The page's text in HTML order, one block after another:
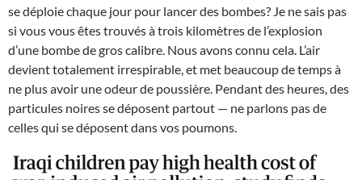
se déploie chaque jour pour lancer des bombes? Je ne sais pas
si vous vous êtes trouvés à trois kilomètres de l’explosion
d’une bombe de gros calibre. Nous avons connu cela. L’air
devient totalement irrespirable, et met beaucoup de temps à
ne plus avoir une odeur de poussière. Pendant des heures, des
particules noires se déposent partout — ne parlons pas de
celles qui se déposent dans vos poumons.